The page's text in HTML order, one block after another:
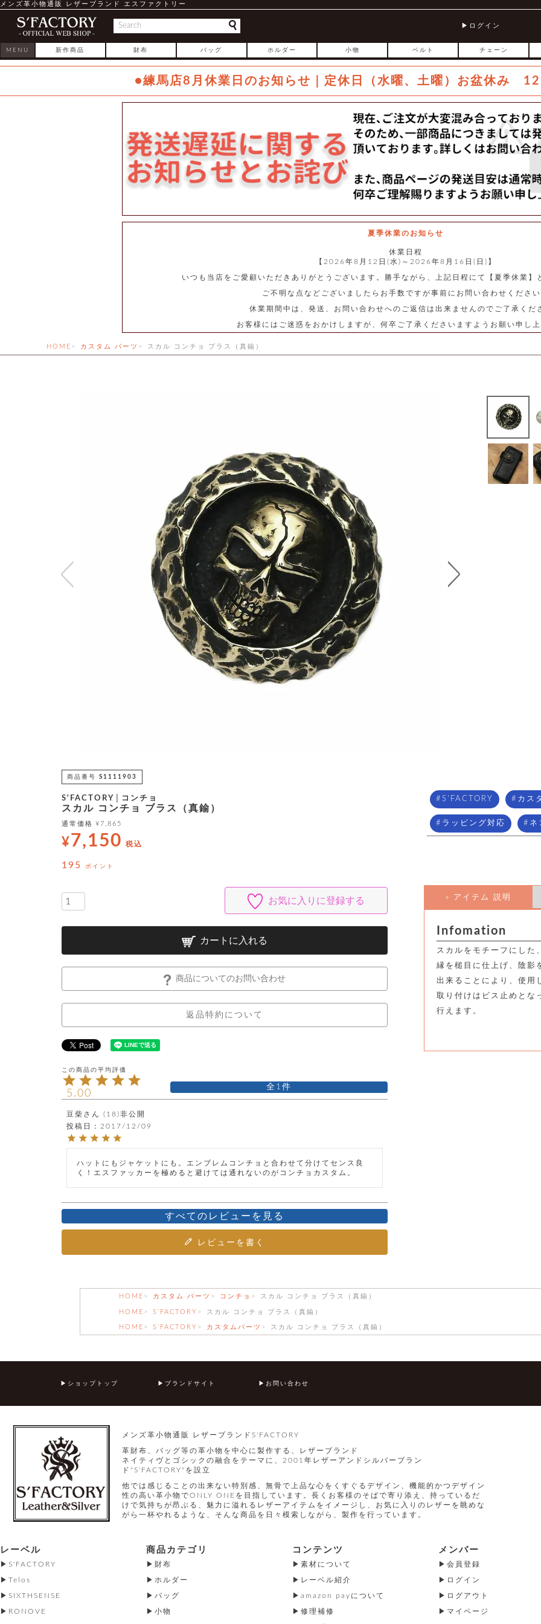
メンズ革小物通販 レザーブランド エスファクトリー
ログイン
MENU 新作商品 財布 バッグ ホルダー 小物 ベルト チェーン
●練馬店8月休業日のお知らせ｜定休日（水曜、土曜）お盆休み 12
夏季休業のお知らせ
休業日程
【2026年8月12日(水)～2026年8月16日(日)】
いつも当店をご愛顧いただきありがとうございます。勝手ながら、上記日程にて【夏季休業】
ご不明な点などございましたらお手数ですが事前にお問い合わせください
休業期間中は、発送、お問い合わせへのご返信は出来ませんのでご了承くだ
お客様にはご迷惑をおかけしますが、何卒ご了承くださいますようお願い申し上
HOME カスタム パーツ スカル コンチョ ブラス（真鍮）
商品番号 S1111903
S'FACTORY│コンチョ
スカル コンチョ ブラス（真鍮）
通常価格 ¥7,865
¥7,150 税込
195 ポイント
お気に入りに登録する
カートに入れる
商品についてのお問い合わせ
返品特約について
5.00
1
豆柴 18 非公開
投稿日
2017/12/09
ハットにもジャケットにも。エンブレムコンチョと合わせて分けてセンス良
く！エスファッカーを極めると避けては通れないのがコンチョカスタム。
すべてのレビューを見る
レビューを書く
S'FACTORY カス
ラッピング対応 ネ
» アイテム 説明
Infomation
スカルをモチーフにした
縁を槌目に仕上げ、陰影
出来ることにより、使用
取り付けはビス止めとな
行えます。
HOME カスタム パーツ コンチョ スカル コンチョ ブラス（真鍮）
HOME S’FACTORY スカル コンチョ ブラス（真鍮）
HOME S’FACTORY カスタムパーツ スカル コンチョ ブラス（真鍮）
ショップトップ ブランドサイト お問い合わせ
メンズ革小物通販 レザーブランドS'FACTORY
革財布、バッグ等の革小物を中心に製作する、レザーブランド
ネイティヴとゴシックの融合をテーマに、2001年レザーアンドシルバーブラン
ド"S'FACTORY"を設立
他では感じることの出来ない特別感、無骨で上品な心をくすぐるデザイン、機能的かつデザイン
性の高い革小物でONLY ONEを目指しています。長くお客様のそばで寄り添え、持っているだ
けで気持ちが昂ぶる、魅力に溢れるレザーアイテムをイメージし、お気に入りのレザーを眺めな
がら一杯やれるような、そんな商品を日々模索しながら、製作を行っています。
レーベル
S'FACTORY
Telos
SIXTHSENSE
RONOVE
商品カテゴリ
財布
ホルダー
バッグ
小物
コンテンツ
素材について
レーベル紹介
amazon payについて
修理補修
メンバー
会員登録
ログイン
ログアウト
マイページ